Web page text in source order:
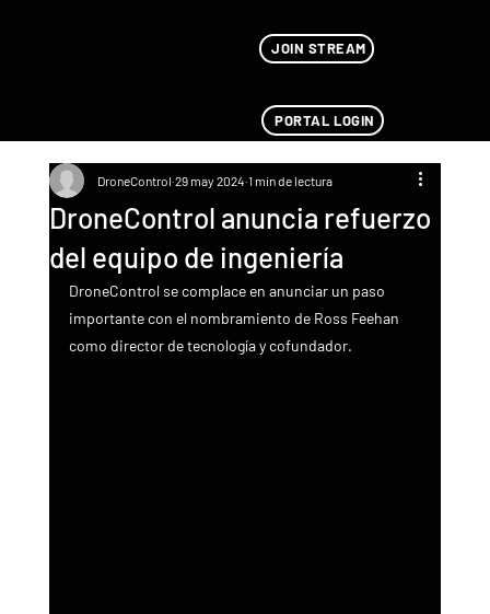
JOIN STREAM
PORTAL LOGIN
DroneControl anuncia refuerzo
del equipo de ingeniería
DroneControl 29 may 2024 1 min de lectura
DroneControl se complace en anunciar un paso
importante con el nombramiento de Ross Feehan
como director de tecnología y cofundador.